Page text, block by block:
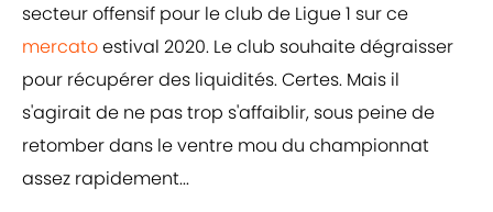
secteur offensif pour le club de Ligue 1 sur ce
mercatoestival 2020. Le club souhaite dégraisser
pour récupérer des liquidités. Certes. Mais il
s'agirait de ne pas trop s'affaiblir, sous peine de
retomber dans le ventre mou du championnat
assez rapidement...